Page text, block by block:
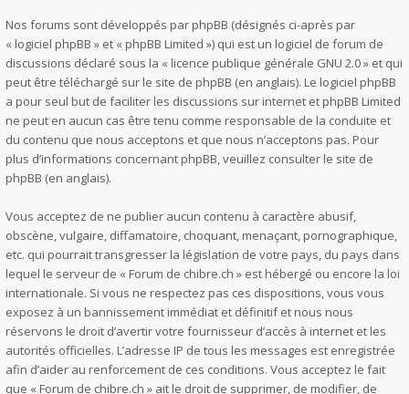
Nos forums sont développés par phpBB (désignés ci-après par
« logiciel phpBB » et « phpBB Limited ») qui est un logiciel de forum de
discussions déclaré sous la « licence publique générale GNU 2.0» et qui
peut être téléchargé sur le site de phpBB (en anglais). Le logiciel phpBB
a pour seul but de faciliter les discussions sur internet et phpBB Limited
ne peut en aucun cas être tenu comme responsable de la conduite et
du contenu que nous acceptons et que nous n’acceptons pas. Pour
plus d’informations concernant phpBB, veuillez consulter le site de
phpBB (en anglais).
Vous acceptez de ne publier aucun contenu à caractère abusif,
obscène, vulgaire, diffamatoire, choquant, menaçant, pornographique,
etc. qui pourrait transgresser la législation de votre pays, du pays dans
lequel le serveur de « Forum de chibre.ch » est hébergé ou encore la loi
internationale. Si vous ne respectez pas ces dispositions, vous vous
exposez à un bannissement immédiat et définitif et nous nous
réservons le droit d’avertir votre fournisseur d’accès à internet et les
autorités officielles. L’adresse IP de tous les messages est enregistrée
afin d’aider au renforcement de ces conditions. Vous acceptez le fait
que « Forum de chibre.ch » ait le droit de supprimer, de modifier, de